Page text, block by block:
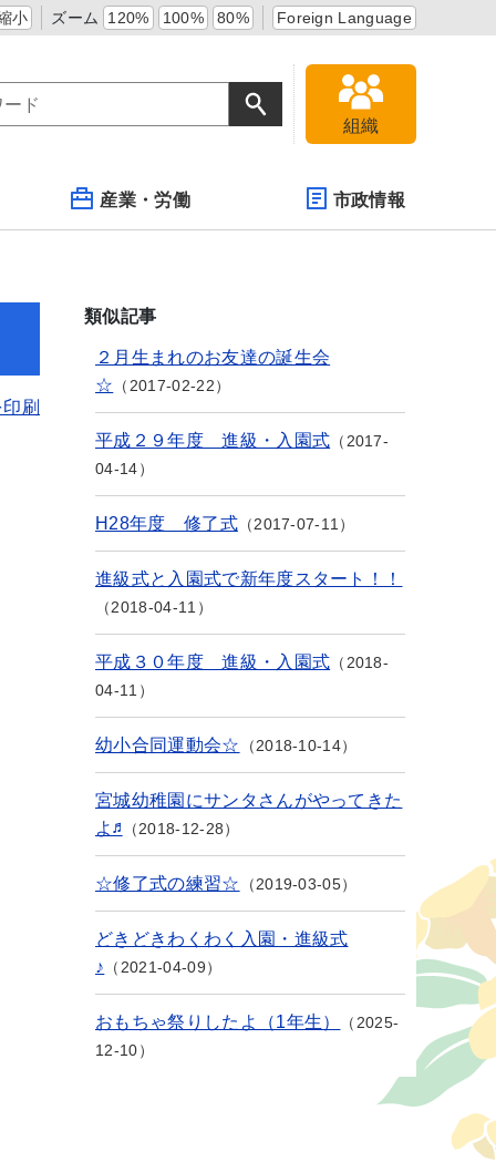
小 ズーム 120% 100% 80% Foreign Language
組織
産業・労働 市政情報
刷
類似記事
２月生まれのお友達の誕生会
☆
2017-02-22
平成２９年度 進級・入園式
2017-
04-14
H28年度 修了式 2017-07-11
進級式と入園式で新年度スタート！！
2018-04-11
平成３０年度 進級・入園式
2018-
04-11
幼小合同運動会☆ 2018-10-14
宮城幼稚園にサンタさんがやってきた
よ♬
2018-12-28
☆修了式の練習☆ 2019-03-05
どきどきわくわく入園・進級式
♪
2021-04-09
おもちゃ祭りしたよ（1年生）
2025-
12-10